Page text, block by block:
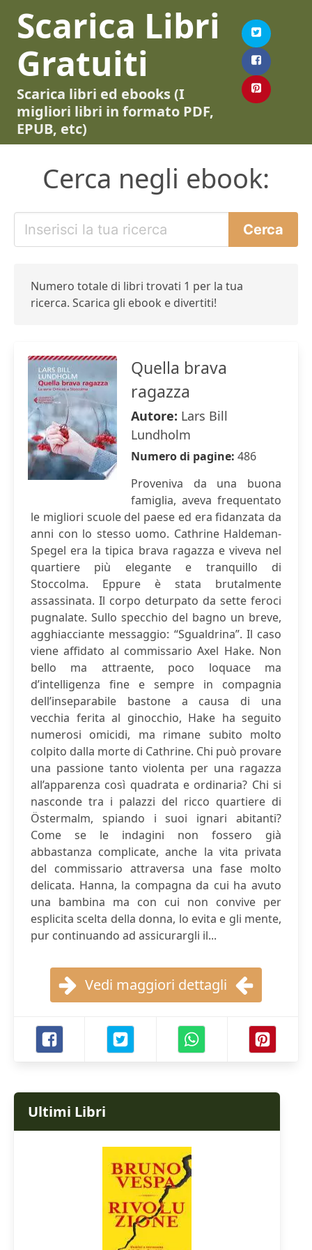
Scarica Libri
Gratuiti
Scarica libri ed ebooks (I
migliori libri in formato PDF,
EPUB, etc)
Cerca negli ebook:
Numero totale di libri trovati 1 per la tua
ricerca. Scarica gli ebook e divertiti!
Quella brava
ragazza
Autore: Lars Bill
Lundholm
Numero di pagine: 486
Proveniva da una buona
famiglia, aveva frequentato
le migliori scuole del paese ed era fidanzata da
anni con lo stesso uomo. Cathrine Haldeman-
Spegel era la tipica brava ragazza e viveva nel
quartiere più elegante e tranquillo di
Stoccolma. Eppure è stata brutalmente
assassinata. Il corpo deturpato da sette feroci
pugnalate. Sullo specchio del bagno un breve,
agghiacciante messaggio: “Sgualdrina”. Il caso
viene affidato al commissario Axel Hake. Non
bello ma attraente, poco loquace ma
d’intelligenza fine e sempre in compagnia
dell’inseparabile bastone a causa di una
vecchia ferita al ginocchio, Hake ha seguito
numerosi omicidi, ma rimane subito molto
colpito dalla morte di Cathrine. Chi può provare
una passione tanto violenta per una ragazza
all’apparenza così quadrata e ordinaria? Chi si
nasconde tra i palazzi del ricco quartiere di
Östermalm, spiando i suoi ignari abitanti?
Come se le indagini non fossero già
abbastanza complicate, anche la vita privata
del commissario attraversa una fase molto
delicata. Hanna, la compagna da cui ha avuto
una bambina ma con cui non convive per
esplicita scelta della donna, lo evita e gli mente,
pur continuando ad assicurargli il...
Vedi maggiori dettagli
Ultimi Libri